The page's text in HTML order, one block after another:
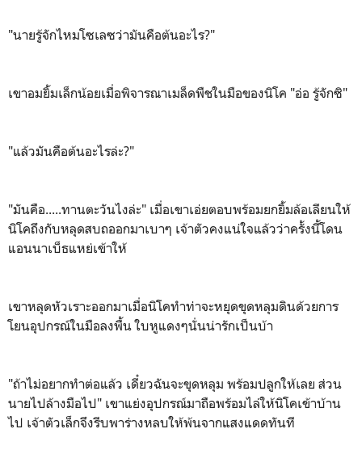
"นายรู้จักไหมโซเลซว่ามันคือต้นอะไร?"
เขาอมยิ้มเล็กน้อยเมื่อพิจารณาเมล็ดพืชในมือของนิโค "อ่อ รู้จักซิ"
"แล้วมันคือต้นอะไรล่ะ?"
"มันคือ.....ทานตะวันไงล่ะ" เมื่อเขาเอ่ยตอบพร้อมยกยิ้มล้อเลียนให้
นิโคถึงกับหลุดสบถออกมาเบาๆ เจ้าตัวคงแน่ใจแล้วว่าครั้งนี้โดน
แอนนาเบ็ธแหย่เข้าให้
เขาหลุดหัวเราะออกมาเมื่อนิโคทำท่าจะหยุดขุดหลุมดินด้วยการ
โยนอุปกรณ์ในมือลงพื้น ใบหูแดงๆนั่นน่ารักเป็นบ้า
"ถ้าไม่อยากทำต่อแล้ว เดี๋ยวฉันจะขุดหลุม พร้อมปลูกให้เลย ส่วน
นายไปล้างมือไป" เขาแย่งอุปกรณ์มาถือพร้อมไล่ให้นิโคเข้าบ้าน
ไป เจ้าตัวเล็กจึงรีบพาร่างหลบให้พ้นจากแสงแดดทันที